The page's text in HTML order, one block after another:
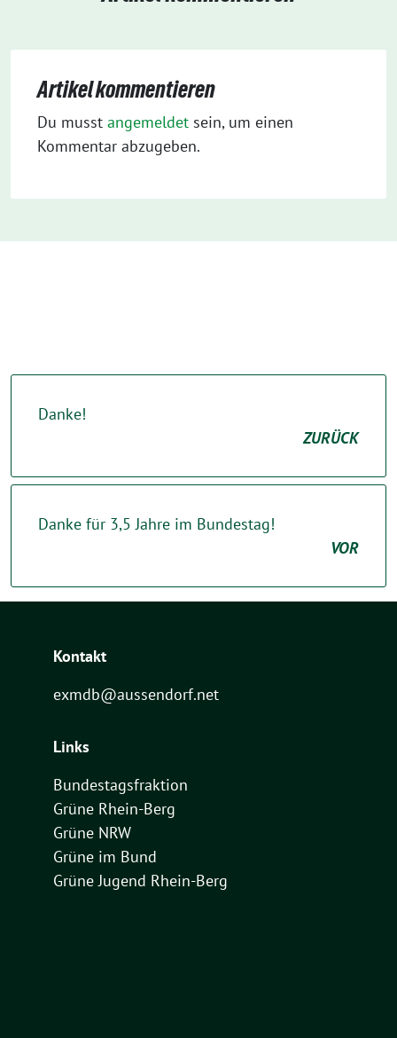
Artikel kommentieren
Du musst angemeldet sein, um einen
Kommentar abzugeben.
Danke!
ZURÜCK
Danke für 3,5 Jahre im Bundestag!
VOR
Kontakt
exmdb@aussendorf.net
Links
Bundestagsfraktion
Grüne Rhein-Berg
Grüne NRW
Grüne im Bund
Grüne Jugend Rhein-Berg